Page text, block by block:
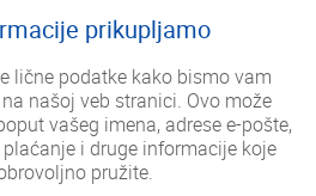
prikupljamo
lične podatke kako bismo vam
našoj veb stranici. Ovo može
vašeg imena, adrese e-pošte,
i druge informacije koje
pružite.